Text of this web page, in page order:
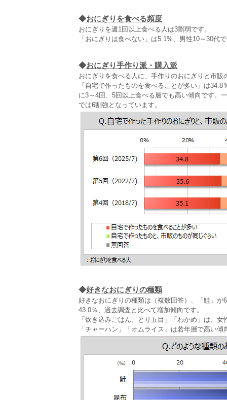
◆おにぎりを食べる頻度
おにぎりを週1回以上食べる人は3割弱です。
「おにぎりは食べない」は5.1%、男性10～30代
◆おにぎり手作り派・購入派
おにぎりを食べる人に、手作りのおにぎりと市
「自宅で作ったものを食べることが多い」は
に3～4回、5回以上食べる層でも高い傾向です。
では6割強となっています。
◆好きなおにぎりの種類
好きなおにぎりの種類は（複数回答）、「鮭」
43.0％、過去調査と比べて増加傾向です。
「炊き込みごはん、とり五目」「わかめ」は、
「チャーハン」「オムライス」は若年層で高い